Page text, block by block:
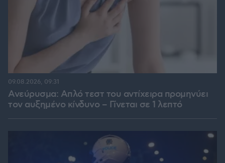
Ανεύρυσμα: Απλό τεστ του αντίχειρα προμηνύει
τον αυξημένο κίνδυνο – Γίνεται σε 1 λεπτό
09.08.2026, 09:31